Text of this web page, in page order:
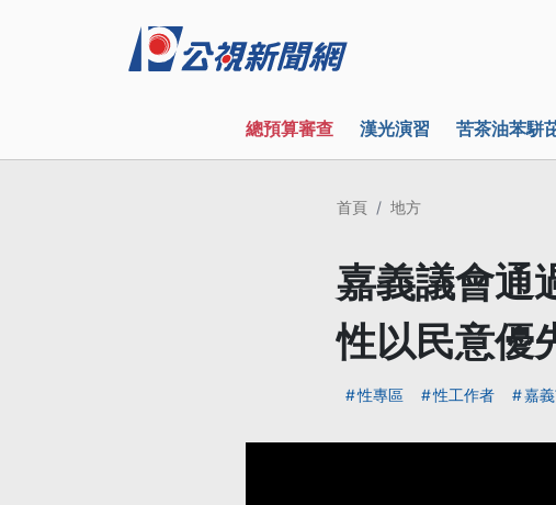
總預算審查 漢光演習 苦茶油苯駢
首頁 地方
嘉義議會通
性以民意優
性專區 性工作者 嘉